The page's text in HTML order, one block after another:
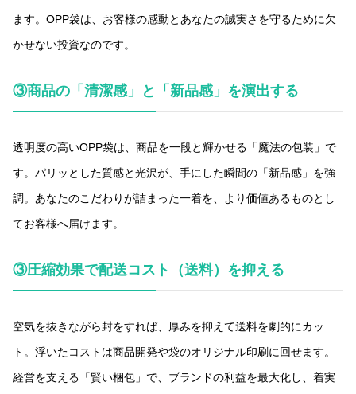
ます。OPP袋は、お客様の感動とあなたの誠実さを守るために欠
かせない投資なのです。
③商品の「清潔感」と「新品感」を演出する
透明度の高いOPP袋は、商品を一段と輝かせる「魔法の包装」で
す。パリッとした質感と光沢が、手にした瞬間の「新品感」を強
調。あなたのこだわりが詰まった一着を、より価値あるものとし
てお客様へ届けます。
③圧縮効果で配送コスト（送料）を抑える
空気を抜きながら封をすれば、厚みを抑えて送料を劇的にカッ
ト。浮いたコストは商品開発や袋のオリジナル印刷に回せます。
経営を支える「賢い梱包」で、ブランドの利益を最大化し、着実